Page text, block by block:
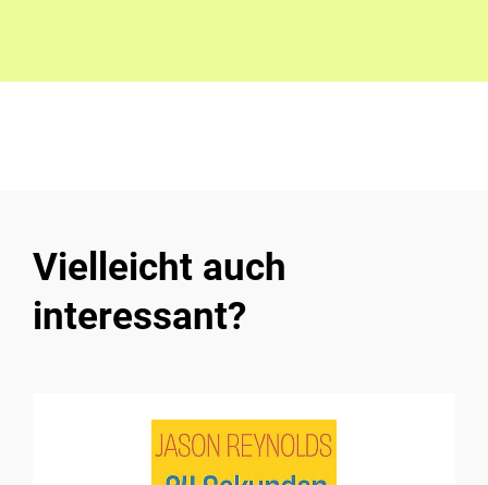
Vielleicht auch
interessant?